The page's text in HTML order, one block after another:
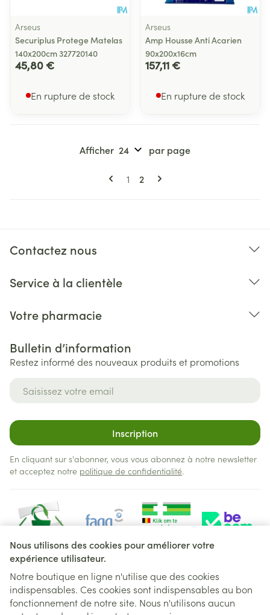
Nous utilisons des cookies pour améliorer votre
expérience utilisateur.
Notre boutique en ligne n'utilise que des cookies
indispensables. Ces cookies sont indispensables au bon
fonctionnement de notre site. Nous n'utilisons aucun
Arseus
Securiplus Protege Matelas
140x200cm 327720140
45,80 €
En rupture de stock
Arseus
Amp Housse Anti Acarien
90x200x16cm
157,11 €
En rupture de stock
Pages
Page
1 Vous lisez actuellement la
2
Afficher par page
Contactez nous
Service à la clientèle
Votre pharmacie
Bulletin d’information
Restez informé des nouveaux produits et promotions
Inscription
En cliquant sur s'abonner, vous vous abonnez à notre newsletter
et acceptez notre politique de confidentialité.
Liens légaux